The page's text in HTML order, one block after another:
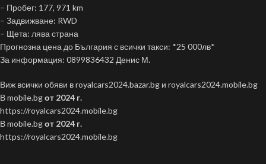
– Пробег: 177, 971 km
– Задвижване: RWD
– Щета: лява страна
Прогнозна цена до България с всички такси: *25 000лв*
За информация: 0899836432 Денис М.
Виж всички обяви в royalcars2024.bazar.bg и royalcars2024.mobile.bg
В mobile.bgот 2024 г.
https://royalcars2024.mobile.bg
В mobile.bgот 2024 г.
https://royalcars2024.mobile.bg